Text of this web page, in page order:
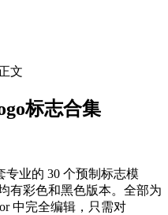
文
标志合集
专业的 30 个预制标志模
有彩色和黑色版本。全部为
中完全编辑，只需对